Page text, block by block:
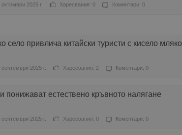
2025 г. Харесвания: 0 Коментари: 0
село привлича китайски туристи с кисело мляко
2025 г. Харесвания: 2 Коментари: 0
понижават естествено кръвното налягане
2025 г. Харесвания: 0 Коментари: 0